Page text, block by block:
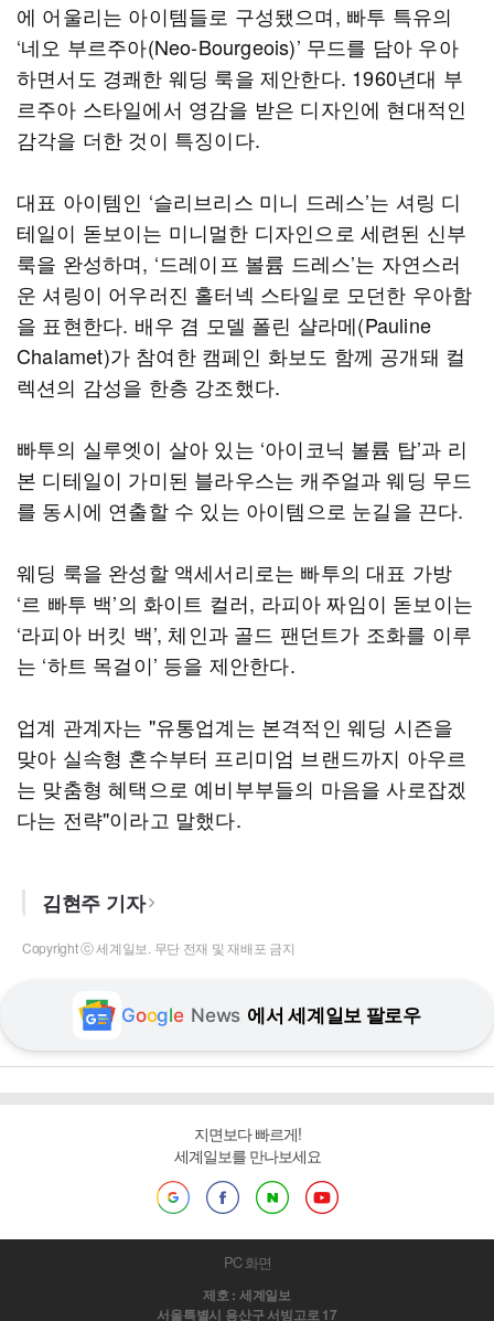
에 어울리는 아이템들로 구성됐으며, 빠투 특유의
‘네오 부르주아(Neo-Bourgeois)’ 무드를 담아 우아
하면서도 경쾌한 웨딩 룩을 제안한다. 1960년대 부
르주아 스타일에서 영감을 받은 디자인에 현대적인
감각을 더한 것이 특징이다.
대표 아이템인 ‘슬리브리스 미니 드레스’는 셔링 디
테일이 돋보이는 미니멀한 디자인으로 세련된 신부
룩을 완성하며, ‘드레이프 볼륨 드레스’는 자연스러
운 셔링이 어우러진 홀터넥 스타일로 모던한 우아함
을 표현한다. 배우 겸 모델 폴린 샬라메(Pauline
Chalamet)가 참여한 캠페인 화보도 함께 공개돼 컬
렉션의 감성을 한층 강조했다.
빠투의 실루엣이 살아 있는 ‘아이코닉 볼륨 탑’과 리
본 디테일이 가미된 블라우스는 캐주얼과 웨딩 무드
를 동시에 연출할 수 있는 아이템으로 눈길을 끈다.
웨딩 룩을 완성할 액세서리로는 빠투의 대표 가방
‘르 빠투 백’의 화이트 컬러, 라피아 짜임이 돋보이는
‘라피아 버킷 백’, 체인과 골드 팬던트가 조화를 이루
는 ‘하트 목걸이’ 등을 제안한다.
업계 관계자는 "유통업계는 본격적인 웨딩 시즌을
맞아 실속형 혼수부터 프리미엄 브랜드까지 아우르
는 맞춤형 혜택으로 예비부부들의 마음을 사로잡겠
다는 전략"이라고 말했다.
김현주 기자
Copyright ⓒ 세계일보. 무단 전재 및 재배포 금지
Google News 에서 세계일보 팔로우
지면보다 빠르게!
세계일보를 만나보세요
PC 화면
제호 : 세계일보
서울특별시 용산구 서빙고로 17